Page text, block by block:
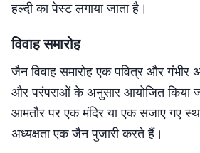
हल्दी का पेस्ट लगाया जाता है।
विवाह समारोह
जैन विवाह समारोह एक पवित्र और गंभीर
और परंपराओं के अनुसार आयोजित किया
आमतौर पर एक मंदिर या एक सजाए गए
अध्यक्षता एक जैन पुजारी करते हैं।